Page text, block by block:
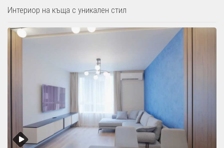
Интериор на къща с уникален стил